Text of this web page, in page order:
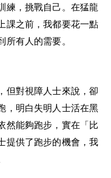
練，挑戰自己。在猛龍
課之前，我都要花一點
所有人的需要。
但對視障人士來說，卻
，明白失明人士活在黑
然能夠跑步，實在「比
提供了跑步的機會，我